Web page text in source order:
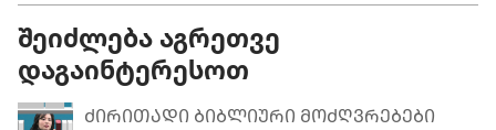
შეიძლება აგრეთვე
დაგაინტერესოთ
ᲫᲘᲠᲘᲗᲐᲓᲘ ᲑᲘᲑᲚᲘᲣᲠᲘ ᲛᲝᲫᲦᲕᲠᲔᲑᲔᲑᲘ